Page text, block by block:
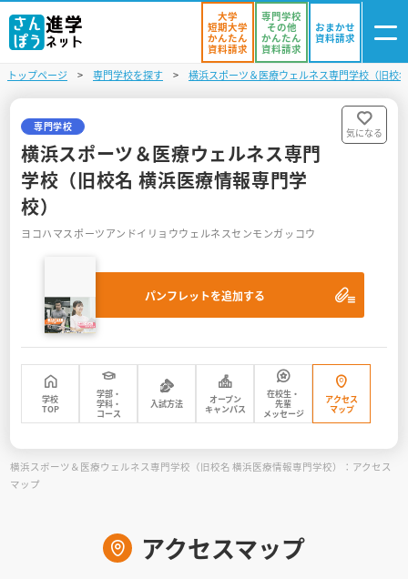
資料リスト
学校を探す
入試・受験入門
見学会WEB手引書
大学
短期大学
かんたん
資料請求
専門学校
その他
かんたん
資料請求
おまかせ
資料請求
トップページ 専門学校を探す 横浜スポーツ＆医療ウェルネス専門学校（旧校
専門学校
横浜スポーツ＆医療ウェルネス専門
学校（旧校名 横浜医療情報専門学
校）
ヨコハマスポーツアンドイリョウウェルネスセンモンガッコウ
パンフレットを追加する
気になる
学校
TOP
学部・
学科・
コース
入試方法
オープン
キャンパス
在校生・
先輩
メッセージ
アクセス
マップ
横浜スポーツ＆医療ウェルネス専門学校（旧校名 横浜医療情報専門学校）：アクセス
マップ
アクセスマップ